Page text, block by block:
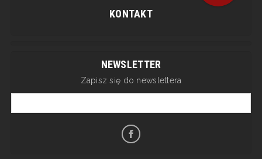
KONTAKT
NEWSLETTER
Zapisz się do newslettera